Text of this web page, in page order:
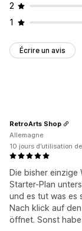
2
1
Écrire un avis
Die bisher
Starter-Plan
und es tut was es
Nach klick auf
öffnet. Sonst
RetroArts Shop
Allemagne
10 jours d’utilisation